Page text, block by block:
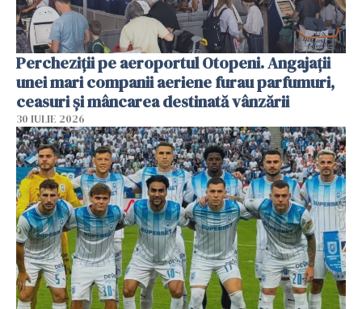
Percheziții pe aeroportul Otopeni. Angajații
unei mari companii aeriene furau parfumuri,
ceasuri și mâncarea destinată vânzării
30 IULIE 2026